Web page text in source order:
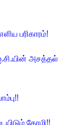
பரிகாரம்!
அசத்தல்
கோழி!!